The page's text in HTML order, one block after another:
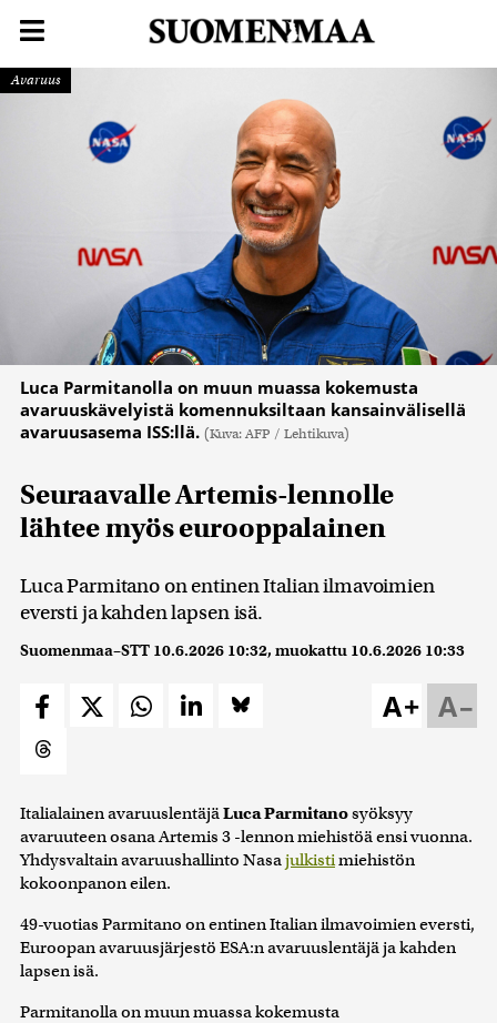
Avaruus
Luca Parmitanolla on muun muassa kokemusta
avaruuskävelyistä komennuksiltaan kansainvälisellä
avaruusasema ISS:llä. (Kuva: AFP / Lehtikuva)
Seuraavalle Artemis-lennolle
lähtee myös eurooppalainen
Luca Parmitano on entinen Italian ilmavoimien
eversti ja kahden lapsen isä.
Suomenmaa–STT 10.6.2026 10:32, muokattu 10.6.2026 10:33
A–
A+
Italialainen avaruuslentäjäLuca Parmitanosyöksyy
avaruuteen osana Artemis 3 -lennon miehistöä ensi vuonna.
Yhdysvaltain avaruushallinto Nasajulkistimiehistön
kokoonpanon eilen.
49-vuotias Parmitano on entinen Italian ilmavoimien eversti,
Euroopan avaruusjärjestö ESA:n avaruuslentäjä ja kahden
lapsen isä.
Parmitanolla on muun muassa kokemusta